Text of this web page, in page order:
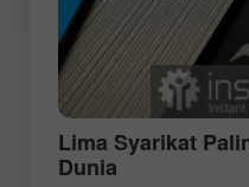
Lima Syarikat
Dunia